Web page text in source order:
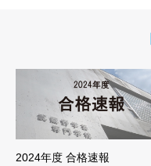
2024年度 合格速報